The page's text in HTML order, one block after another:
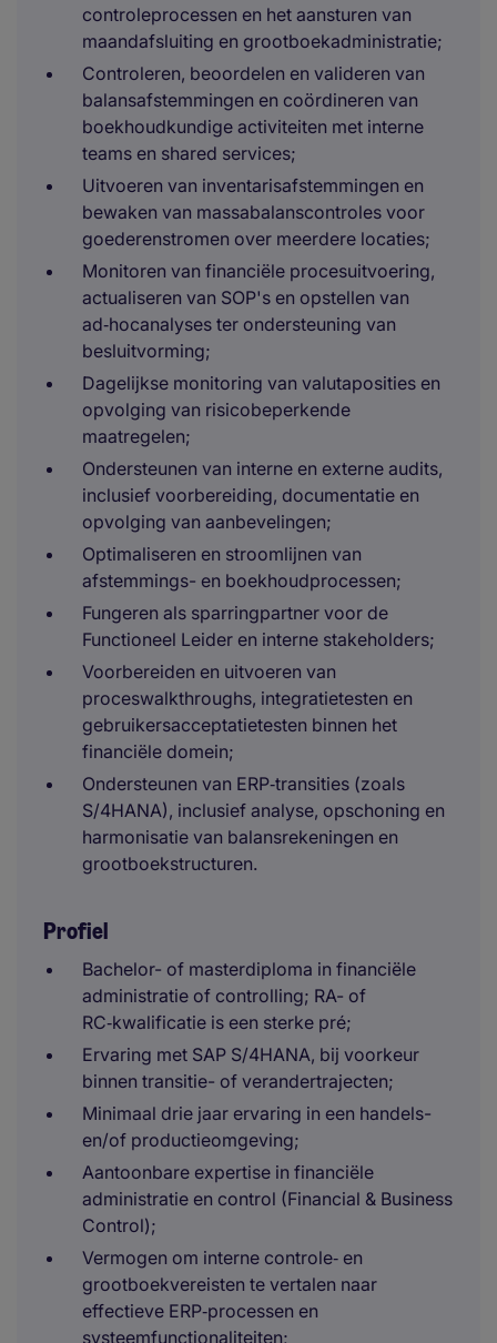
controleprocessen en het aansturen van
maandafsluiting en grootboekadministratie;
Controleren, beoordelen en valideren van
balansafstemmingen en coördineren van
boekhoudkundige activiteiten met interne
teams en shared services;
Uitvoeren van inventarisafstemmingen en
bewaken van massabalanscontroles voor
goederenstromen over meerdere locaties;
Monitoren van financiële procesuitvoering,
actualiseren van SOP's en opstellen van
ad‑hocanalyses ter ondersteuning van
besluitvorming;
Dagelijkse monitoring van valutaposities en
opvolging van risicobeperkende
maatregelen;
Ondersteunen van interne en externe audits,
inclusief voorbereiding, documentatie en
opvolging van aanbevelingen;
Optimaliseren en stroomlijnen van
afstemmings- en boekhoudprocessen;
Fungeren als sparringpartner voor de
Functioneel Leider en interne stakeholders;
Voorbereiden en uitvoeren van
proceswalkthroughs, integratietesten en
gebruikersacceptatietesten binnen het
financiële domein;
Ondersteunen van ERP‑transities (zoals
S/4HANA), inclusief analyse, opschoning en
harmonisatie van balansrekeningen en
grootboekstructuren.
Profiel
Bachelor- of masterdiploma in financiële
administratie of controlling; RA- of
RC‑kwalificatie is een sterke pré;
Ervaring met SAP S/4HANA, bij voorkeur
binnen transitie- of verandertrajecten;
Minimaal drie jaar ervaring in een handels-
en/of productieomgeving;
Aantoonbare expertise in financiële
administratie en control (Financial & Business
Control);
Vermogen om interne controle‑ en
grootboekvereisten te vertalen naar
effectieve ERP‑processen en
systeemfunctionaliteiten;